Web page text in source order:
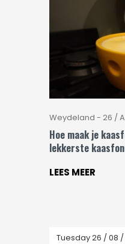
Weydeland - 26 /
Hoe maak je
lekkerste
LEES MEER
Tuesday 26 / 08 /